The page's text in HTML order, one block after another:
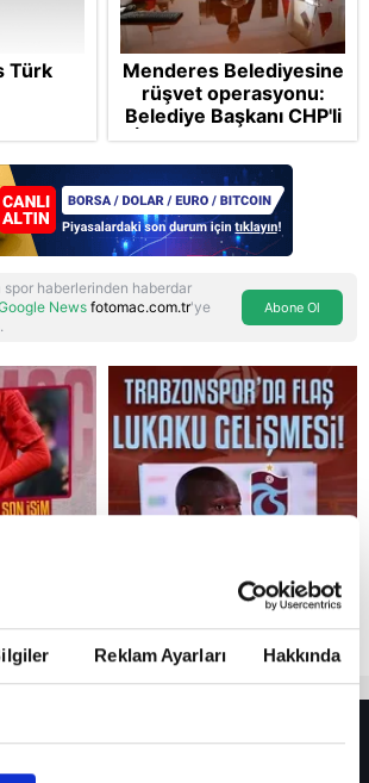
Reklam Ayarları Hakkında
Türk
Menderes Belediyesine
rüşvet operasyonu:
Belediye Başkanı CHP'li
İlkay Çiçek tutuklandı
spor haberlerinden haberdar
Newsfotomac.com.tr'ye
Abone Ol